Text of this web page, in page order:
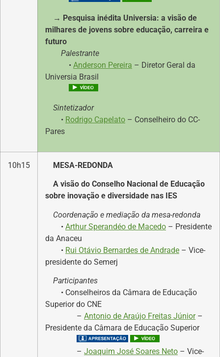
→ Pesquisa inédita Universia: a visão de
milhares de jovens sobre educação, carreira e
futuro
Palestrante
• Anderson Pereira – Diretor Geral da
Universia Brasil
Sintetizador
• Rodrigo Capelato – Conselheiro do CC-
Pares
10h15 MESA-REDONDA
A visão do Conselho Nacional de Educação
sobre inovação e diversidade nas IES
Coordenação e mediação da mesa-redonda
• Arthur Sperandéo de Macedo – Presidente
da Anaceu
• Rui Otávio Bernardes de Andrade – Vice-
presidente do Semerj
Participantes
• Conselheiros da Câmara de Educação
Superior do CNE
– Antonio de Araújo Freitas Júnior –
Presidente da Câmara de Educação Superior
– Joaquim José Soares Neto – Vice-